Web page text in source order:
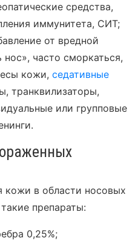
средства,
иммунитета, СИТ;
от вредной
часто сморкаться,
кожи, седативные
транквилизаторы,
или групповые
кожи в области носовых
препараты:
0,25%;